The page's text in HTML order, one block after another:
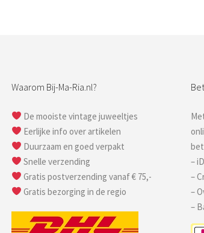
Waarom Bij-Ma-Ria.nl?
De mooiste vintage juweeltjes
Eerlijke info over artikelen
Duurzaam en goed verpakt
Snelle verzending
Gratis postverzending vanaf € 75,-
Gratis bezorging in de regio
–
–
–
–